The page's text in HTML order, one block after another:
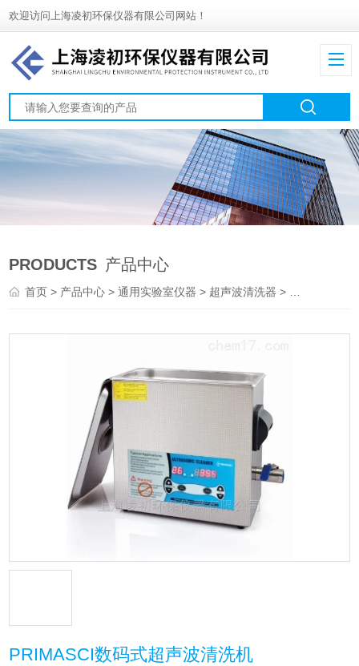
欢迎访问上海凌初环保仪器有限公司网站！
PRODUCTS 产品中心
首页> 产品中心 >通用实验室仪器 > 超声波清洗器 > PM5-2000TDPRIMASCI数码式超声波清洗机
PRIMASCI数码式超声波清洗机